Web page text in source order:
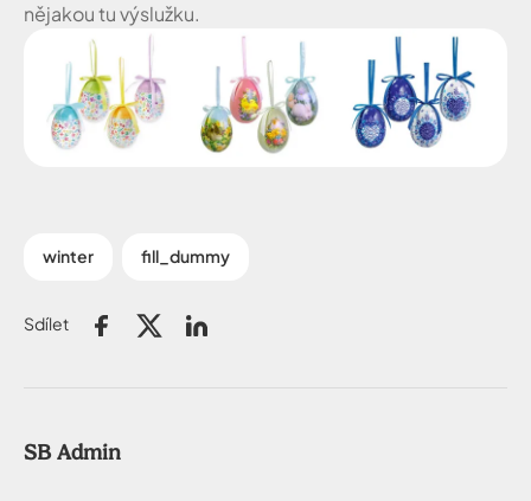
nějakou tu výslužku.
winter fill_dummy
Sdílet
SB Admin